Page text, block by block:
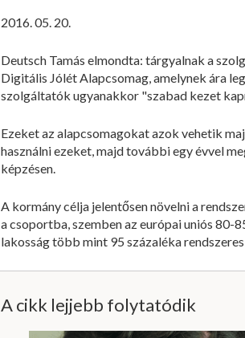
2016. 05. 20.
Deutsch Tamás elmondta: tárgyalnak a
Digitális Jólét Alapcsomag, amelynek ára
szolgáltatók ugyanakkor "szabad kezet
Ezeket az alapcsomagokat azok vehetik
használni ezeket, majd további egy évvel
képzésen.
A kormány célja jelentősen növelni a
a csoportba, szemben az európai uniós 80-
lakosság több mint 95 százaléka
A cikk lejjebb folytatódik